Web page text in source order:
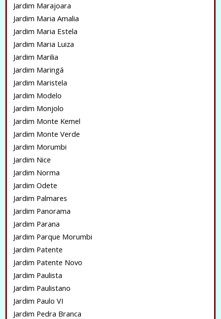
Jardim Marajoara
Jardim Maria Amalia
Jardim Maria Estela
Jardim Maria Luiza
Jardim Marilia
Jardim Maringá
Jardim Maristela
Jardim Modelo
Jardim Monjolo
Jardim Monte Kemel
Jardim Monte Verde
Jardim Morumbi
Jardim Nice
Jardim Norma
Jardim Odete
Jardim Palmares
Jardim Panorama
Jardim Parana
Jardim Parque Morumbi
Jardim Patente
Jardim Patente Novo
Jardim Paulista
Jardim Paulistano
Jardim Paulo VI
Jardim Pedra Branca